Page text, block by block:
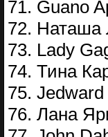
71. Guano
72. Наташа
73. Lady
74. Тина
75.
76. Лана